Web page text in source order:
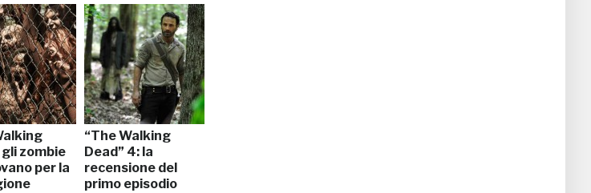
gli zombie
per la
“The Walking
Dead” 4: la
recensione del
primo episodio